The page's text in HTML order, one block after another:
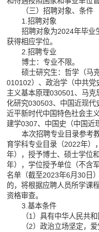
（三）招聘对象、条件
1.招聘对象
招聘对象为2024年毕业
获得相应学位。
2.招聘专业
博士：专业不限。
硕士研究生：哲学（马
010102）、政治学（中共
主义基本原理030501、马克
化研究030503、中国近现
近平新时代中国特色社会主
建学0307、中国史（中国近
本次招聘专业目录参考
育学科专业目录（2022年）
年），授予博士、硕士学位
年），学位授予单位（不含
名单（截至2023年6月30日
的，将根据应聘人员所学课
资格审查。
3.基本条件
（1）具有中华人民共
（2）政治立场坚定，